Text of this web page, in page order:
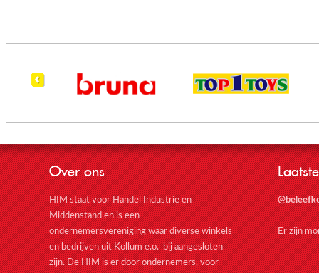
Over ons
HIM staat voor Handel Industrie en
Middenstand en is een
ondernemersvereniging waar diverse winkels
en bedrijven uit Kollum e.o. bij aangesloten
zijn. De HIM is er door ondernemers, voor
Er zijn